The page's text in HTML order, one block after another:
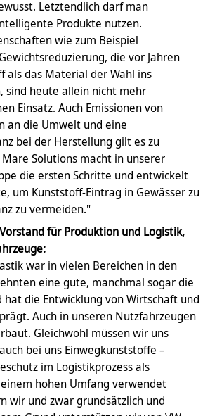
Letztendlich darf man
Produkte nutzen.
wie zum Beispiel
die vor Jahren
als das Material der Wahl ins
sind heute allein nicht mehr
Einsatz. Auch Emissionen von
an die Umwelt und eine
bei der Herstellung gilt es zu
Solutions macht in unserer
die ersten Schritte und entwickelt
um Kunststoff-Eintrag in Gewässer zu
zu vermeiden."
für Produktion und Logistik,
war in vielen Bereichen in den
eine gute, manchmal sogar die
hat die Entwicklung von Wirtschaft und
Auch in unseren Nutzfahrzeugen
Gleichwohl müssen wir uns
bei uns Einwegkunststoffe –
im Logistikprozess als
hohen Umfang verwendet
wir und zwar grundsätzlich und